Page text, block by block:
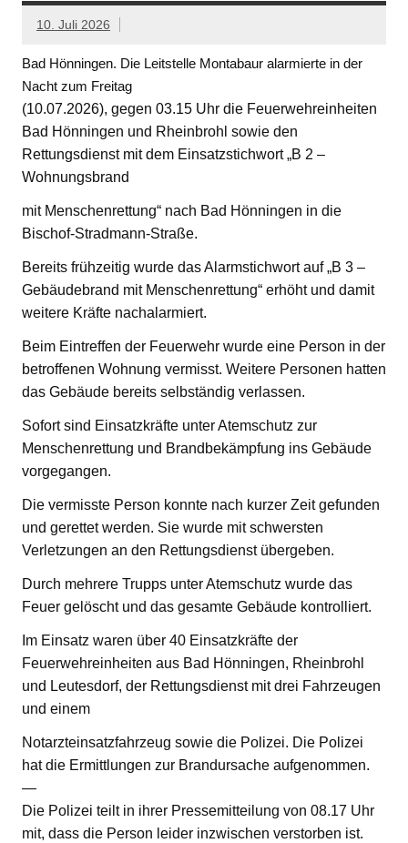
10. Juli 2026
Bad Hönningen. Die Leitstelle Montabaur alarmierte in der
Nacht zum Freitag
(10.07.2026), gegen 03.15 Uhr die Feuerwehreinheiten
Bad Hönningen und Rheinbrohl sowie den
Rettungsdienst mit dem Einsatzstichwort „B 2 –
Wohnungsbrand
mit Menschenrettung“ nach Bad Hönningen in die
Bischof-Stradmann-Straße.
Bereits frühzeitig wurde das Alarmstichwort auf „B 3 –
Gebäudebrand mit Menschenrettung“ erhöht und damit
weitere Kräfte nachalarmiert.
Beim Eintreffen der Feuerwehr wurde eine Person in der
betroffenen Wohnung vermisst. Weitere Personen hatten
das Gebäude bereits selbständig verlassen.
Sofort sind Einsatzkräfte unter Atemschutz zur
Menschenrettung und Brandbekämpfung ins Gebäude
vorgegangen.
Die vermisste Person konnte nach kurzer Zeit gefunden
und gerettet werden. Sie wurde mit schwersten
Verletzungen an den Rettungsdienst übergeben.
Durch mehrere Trupps unter Atemschutz wurde das
Feuer gelöscht und das gesamte Gebäude kontrolliert.
Im Einsatz waren über 40 Einsatzkräfte der
Feuerwehreinheiten aus Bad Hönningen, Rheinbrohl
und Leutesdorf, der Rettungsdienst mit drei Fahrzeugen
und einem
Notarzteinsatzfahrzeug sowie die Polizei. Die Polizei
hat die Ermittlungen zur Brandursache aufgenommen.
—
Die Polizei teilt in ihrer Pressemitteilung von 08.17 Uhr
mit, dass die Person leider inzwischen verstorben ist.